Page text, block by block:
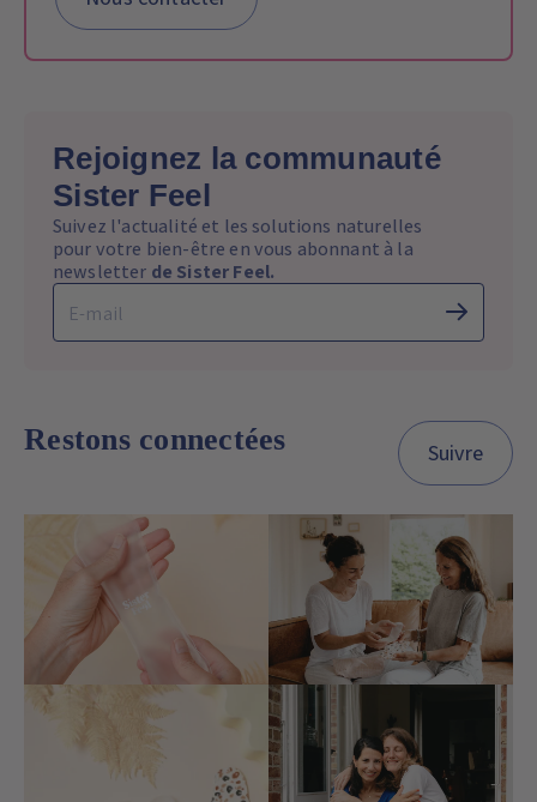
Nous contacter
Rejoignez la communauté
Sister Feel
Suivez l'actualité et les solutions naturelles
pour votre bien-être en vous abonnant à la
newsletterde Sister Feel.
Restons connectées Suivre